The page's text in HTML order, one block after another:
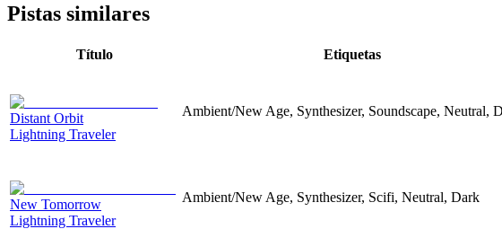
Pistas similares
Título Etiquetas
Distant Orbit
Lightning Traveler
Ambient/New Age, Synthesizer, Soundscape, Neutral,
New Tomorrow
Lightning Traveler
Ambient/New Age, Synthesizer, Scifi, Neutral, Dark